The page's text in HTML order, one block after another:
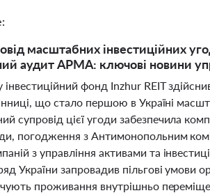
масштабних інвестиційних
аудит АРМА: ключові новини
фонд Inzhur REIT
що стало першою в Україні
супровід цієї угоди забезпечила
погодження з Антимонопольним
з управління активами та
України запровадив пільгові
проживання внутрішньо